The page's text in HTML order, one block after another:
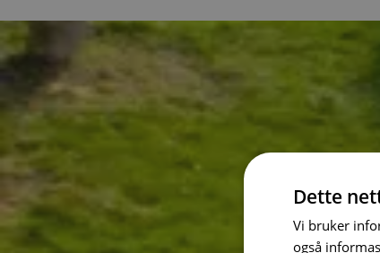
Dette
Vi bruker
også